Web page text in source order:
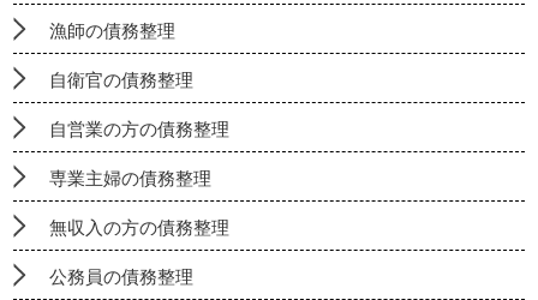
漁師の債務整理
自衛官の債務整理
自営業の方の債務整理
専業主婦の債務整理
無収入の方の債務整理
公務員の債務整理